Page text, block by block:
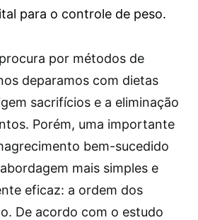
para o controle de peso.
por métodos de
deparamos com dietas
sacrifícios e a eliminação
Porém, uma importante
bem-sucedido
mais simples e
eficaz: a ordem dos
De acordo com o estudo